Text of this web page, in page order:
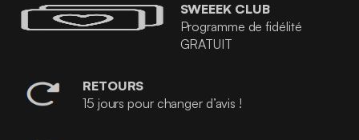
SWEEEK CLUB
Programme de fidélité
GRATUIT
RETOURS
15 jours pour changer d’avis !